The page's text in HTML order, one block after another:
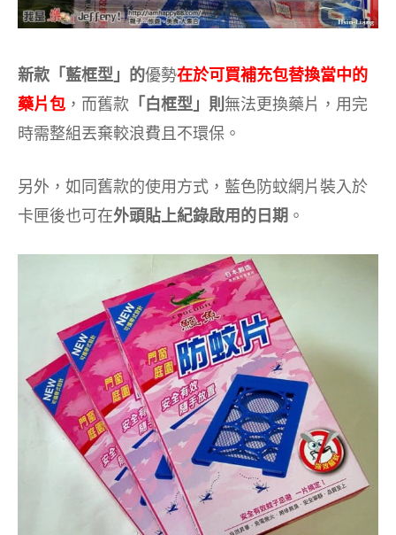
新款「藍框型」的優勢在於可買補充包替換當中的
藥片包 ，而舊款 「白框型」則 無法更換藥片，用完
時需整組丟棄較浪費且不環保。
另外，如同舊款的使用方式，藍色防蚊網片裝入於
卡匣後也可在外頭貼上紀錄啟用的日期 。